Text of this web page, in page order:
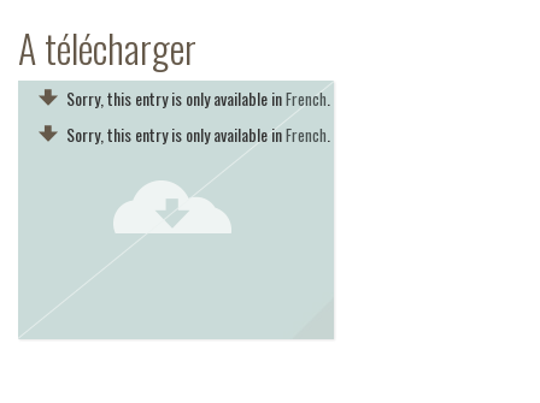
A télécharger
Sorry, this entry is only available inFrench
Sorry, this entry is only available inFrench